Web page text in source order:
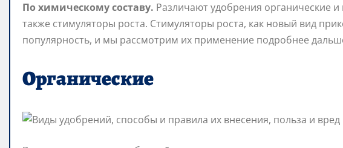
По химическому составу. Различают удобрения органические
также стимуляторы роста. Стимуляторы роста, как новый вид
популярность, и мы рассмотрим их применение подробнее
Органические